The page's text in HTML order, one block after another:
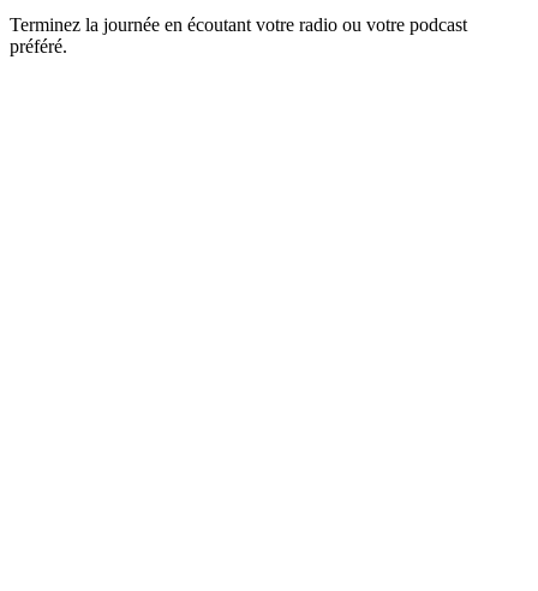
Terminez la journée en écoutant votre radio ou votre podcast
préféré.